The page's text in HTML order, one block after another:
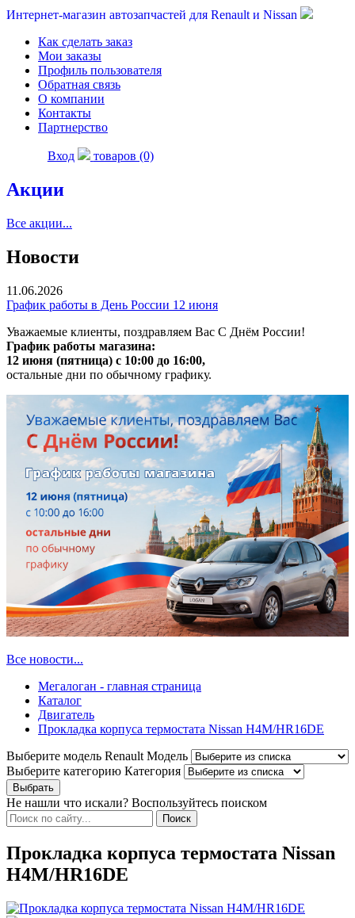
Интернет-магазин автозапчастей для Renault и Nissan
Как сделать заказ
Мои заказы
Профиль пользователя
Обратная связь
О компании
Контакты
Партнерство
Вход товаров (0)
Акции
Все акции...
Новости
11.06.2026
График работы в День России 12 июня
Уважаемые клиенты, поздравляем Вас С Днём России!
График работы магазина:
12 июня (пятница) с 10:00 до 16:00,
остальные дни по обычному графику.
Все новости...
Мегалоган - главная страница
Каталог
Двигатель
Прокладка корпуса термостата Nissan H4M/HR16DE
Выберите модель Renault Модель
Выберите категорию Категория
Не нашли что искали? Воспользуйтесь поиском
Прокладка корпуса термостата Nissan
H4M/HR16DE